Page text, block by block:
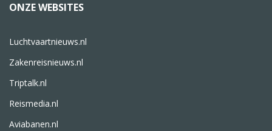
ONZE WEBSITES
Luchtvaartnieuws.nl
Zakenreisnieuws.nl
Triptalk.nl
Reismedia.nl
Aviabanen.nl